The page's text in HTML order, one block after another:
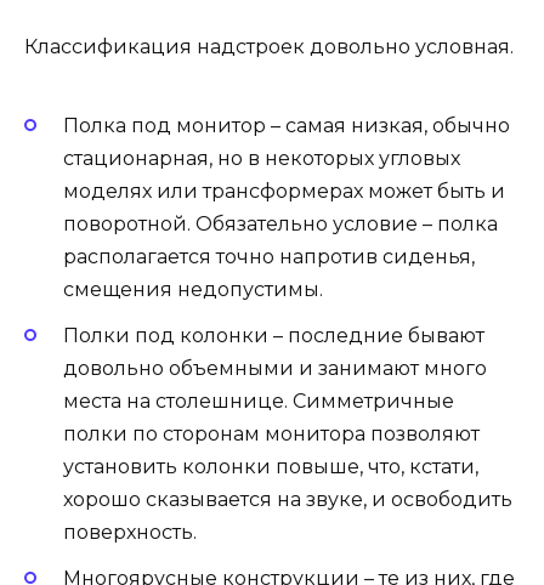
Классификация надстроек довольно условная.
Полка под монитор – самая низкая, обычно
стационарная, но в некоторых угловых
моделях или трансформерах может быть и
поворотной. Обязательно условие – полка
располагается точно напротив сиденья,
смещения недопустимы.
Полки под колонки – последние бывают
довольно объемными и занимают много
места на столешнице. Симметричные
полки по сторонам монитора позволяют
установить колонки повыше, что, кстати,
хорошо сказывается на звуке, и освободить
поверхность.
Многоярусные конструкции – те из них, где